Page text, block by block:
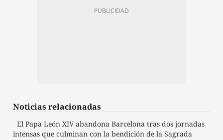
Noticias relacionadas
El Papa León XIV abandona Barcelona tras dos jornadas
intensas que culminan con la bendición de la Sagrada